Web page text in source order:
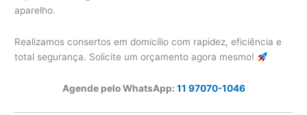
aparelho.
Realizamos consertos em domicílio com rapidez, eficiência e
total segurança. Solicite um orçamento agora mesmo!
Agende pelo WhatsApp: 11 97070-1046